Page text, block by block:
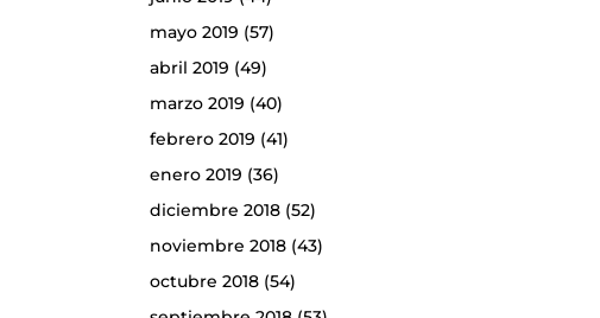
mayo 2019 (57)
abril 2019 (49)
marzo 2019 (40)
febrero 2019 (41)
enero 2019 (36)
diciembre 2018(52)
noviembre 2018(43)
octubre 2018(54)